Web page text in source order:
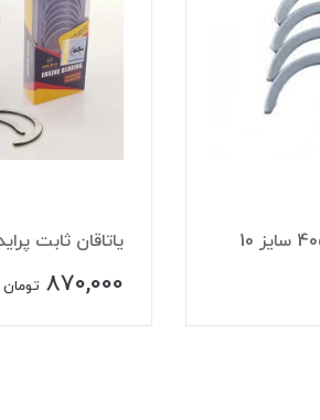
یاتاقان ثابت پراید 75
870,000 تومان